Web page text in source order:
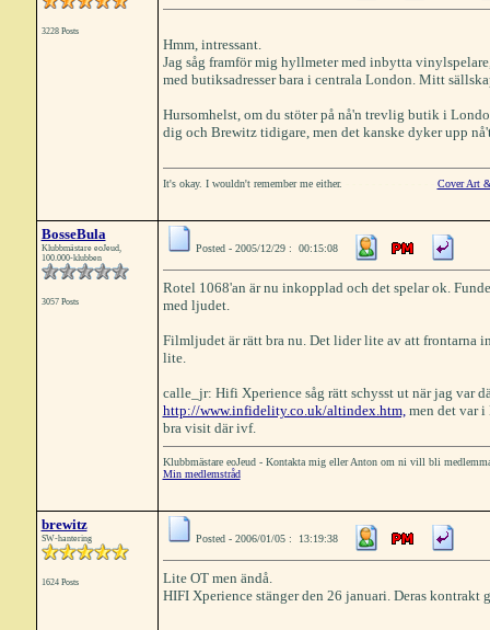
3228 Posts
Hmm, intressant.
Jag såg framför mig hyllmeter med inbytta
med butiksadresser bara i centrala London. Mitt
Hursomhelst, om du stöter på nå'n trevlig butik i
dig och Brewitz tidigare, men det kanske dyker upp
It's okay. I wouldn't remember me either. Cover Art
BosseBula
Klubbmästare eoJeud,
100.000-klubben
3057 Posts
Posted - 2005/12/29 : 00:15:08
Rotel 1068'an är nu inkopplad och det spelar ok.
med ljudet.
Filmljudet är rätt bra nu. Det lider lite av att frontarna
lite.
calle_jr: Hifi Xperience såg rätt schysst ut när jag var
http://www.infidelity.co.uk/altindex.htm,men det var i
bra visit där ivf.
Klubbmästare eoJeud - Kontakta mig eller Anton om ni vill bli
Min medlemstråd
brewitz
SW-hantering
1624 Posts
Posted - 2006/01/05 : 13:19:38
Lite OT men ändå.
HIFI Xperience stänger den 26 januari. Deras